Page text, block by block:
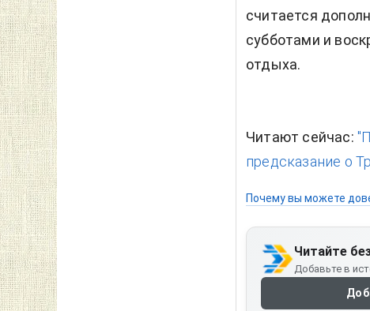
считается
субботами и
отдыха.
Читают сейчас:
предсказание о
Почему вы можете
Читайте
Добавьте в